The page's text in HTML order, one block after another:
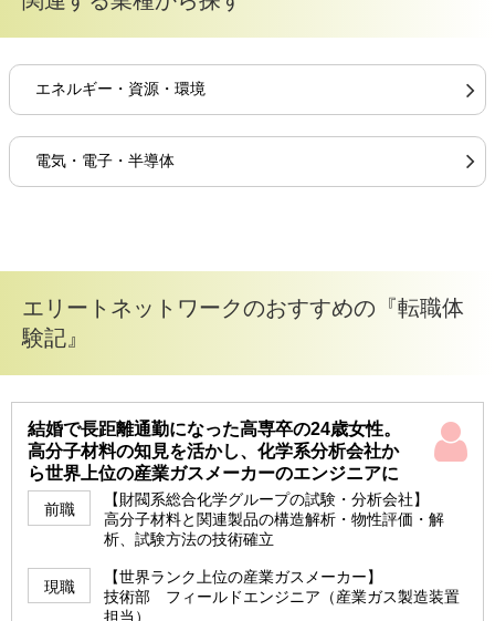
エネルギー・資源・環境
電気・電子・半導体
エリートネットワークのおすすめの『転職体
験記』
結婚で長距離通勤になった高専卒の24歳女性。
高分子材料の知見を活かし、化学系分析会社か
ら世界上位の産業ガスメーカーのエンジニアに
前職
【財閥系総合化学グループの試験・分析会社】
高分子材料と関連製品の構造解析・物性評価・解
析、試験方法の技術確立
現職
【世界ランク上位の産業ガスメーカー】
技術部 フィールドエンジニア（産業ガス製造装置
担当）